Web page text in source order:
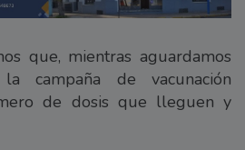
que, mientras aguardamos
campaña de vacunación
de dosis que lleguen y